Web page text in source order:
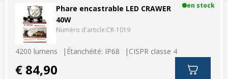
Phare encastrable LED CRAWER
40W
Numéro d'article:CR-1019
en stock
4200 lumens Étanchéité: IP68 CISPR classe 4
€ 84,90